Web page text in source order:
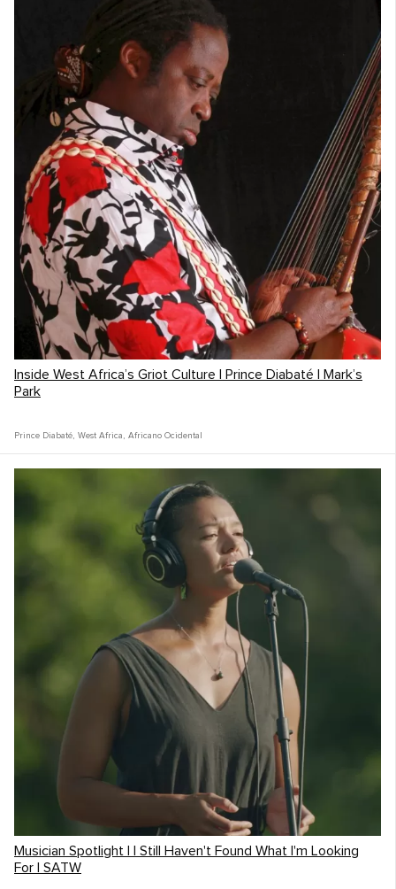
Inside West Africa’s Griot Culture | Prince Diabaté | Mark’s
Park
Prince Diabaté, West Africa , Africano Ocidental
Musician Spotlight | I Still Haven't Found What I'm Looking
For | SATW